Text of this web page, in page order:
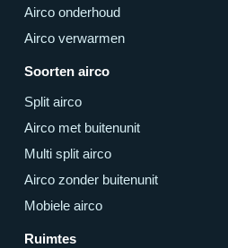
Airco onderhoud
Airco verwarmen
Soorten airco
Split airco
Airco met buitenunit
Multi split airco
Airco zonder buitenunit
Mobiele airco
Ruimtes